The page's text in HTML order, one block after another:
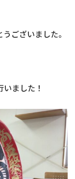
ございました。
ました！